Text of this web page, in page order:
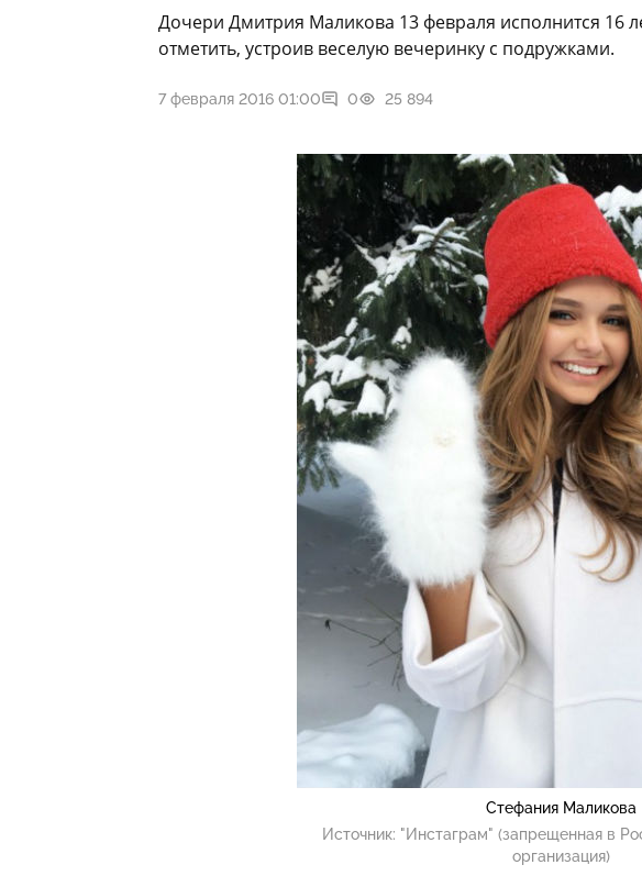
Дочери Дмитрия Маликова 13 февраля исполнится 16
отметить, устроив веселую вечеринку с подружками.
7 февраля 2016 01:00 0 25 894
Стефания Маликова
Источник: "Инстаграм" (запрещенная в
организация)